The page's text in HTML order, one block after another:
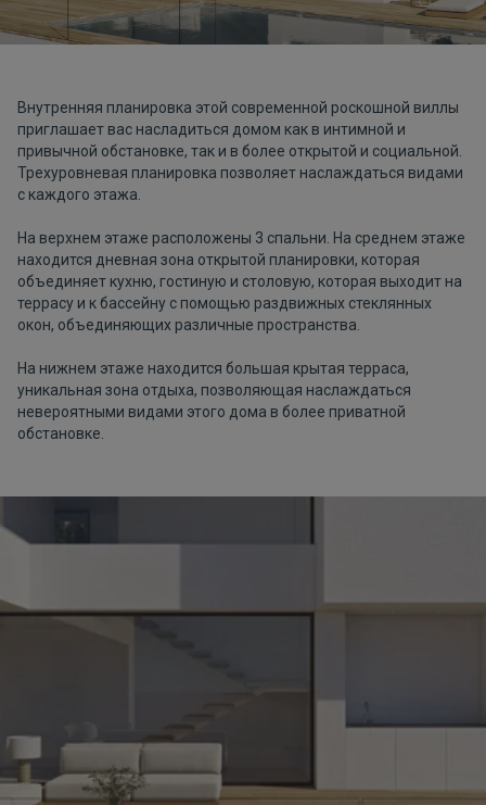
Внутренняя планировка этой современной роскошной виллы
приглашает вас насладиться домом как в интимной и
привычной обстановке, так и в более открытой и социальной.
Трехуровневая планировка позволяет наслаждаться видами
с каждого этажа.
На верхнем этаже расположены 3 спальни. На среднем этаже
находится дневная зона открытой планировки, которая
объединяет кухню, гостиную и столовую, которая выходит на
террасу и к бассейну с помощью раздвижных стеклянных
окон, объединяющих различные пространства.
На нижнем этаже находится большая крытая терраса,
уникальная зона отдыха, позволяющая наслаждаться
невероятными видами этого дома в более приватной
обстановке.